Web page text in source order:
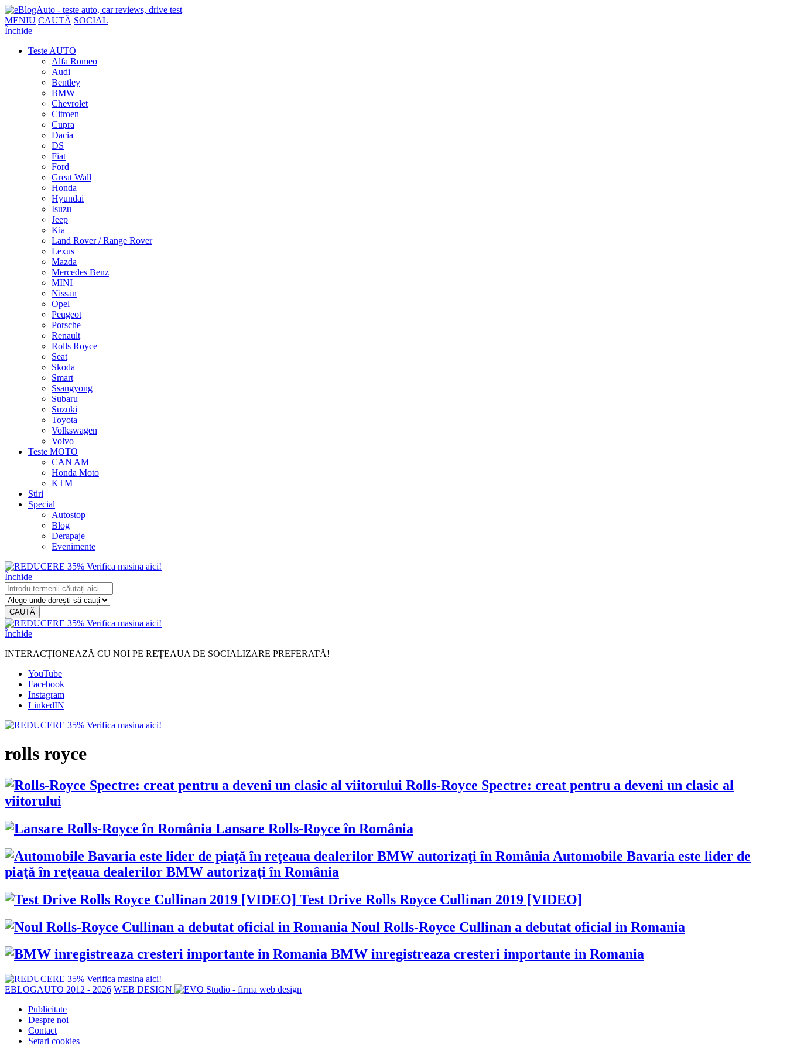
MENIU CAUTĂ SOCIAL
Închide
Teste AUTO
Alfa Romeo
Audi
Bentley
BMW
Chevrolet
Citroen
Cupra
Dacia
DS
Fiat
Ford
Great Wall
Honda
Hyundai
Isuzu
Jeep
Kia
Land Rover / Range Rover
Lexus
Mazda
Mercedes Benz
MINI
Nissan
Opel
Peugeot
Porsche
Renault
Rolls Royce
Seat
Skoda
Smart
Ssangyong
Subaru
Suzuki
Toyota
Volkswagen
Volvo
Teste MOTO
CAN AM
Honda Moto
KTM
Stiri
Special
Autostop
Blog
Derapaje
Evenimente
Închide
CAUTĂ
Închide
INTERACȚIONEAZĂ CU NOI PE REȚEAUA DE SOCIALIZARE PREFERATĂ!
YouTube
Facebook
Instagram
LinkedIN
rolls royce
Rolls-Royce Spectre: creat pentru a deveni un clasic al
viitorului
Lansare Rolls-Royce în România
Automobile Bavaria este lider de
piaţă în reţeaua dealerilor BMW autorizaţi în România
Test Drive Rolls Royce Cullinan 2019 [VIDEO]
Noul Rolls-Royce Cullinan a debutat oficial in Romania
BMW inregistreaza cresteri importante in Romania
EBLOGAUTO 2012 - 2026 WEB DESIGN
Publicitate
Despre noi
Contact
Setari cookies